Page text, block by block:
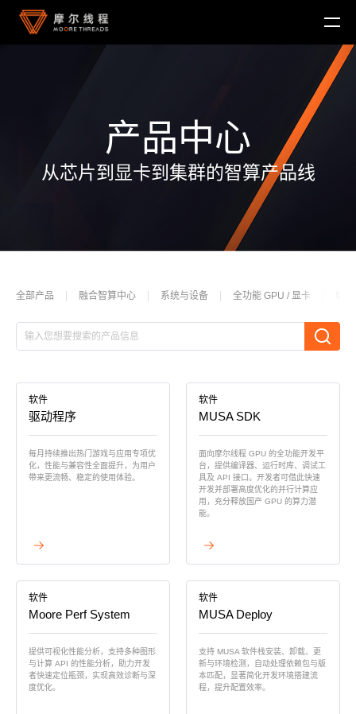
MTT KUAE
MTT AICUBE
智娱摩方
MTT S5000
MTT S3000
MTT S80
MTT X300
驱动程序
Moore Perf System
MUSA Deploy
AI 推理套件
MTVerse XR
Smart Media Engine
摩笔马良
AI Reality
工业设计与制造
广播与专业音视频
视频会议
产品中心
从芯片到显卡到集群的智算产品线
全部产品 融合智算中心 系统与设备 全功能 GPU / 显卡
软件
驱动程序
每月持续推出热门游戏与应用专项优
化，性能与兼容性全面提升，为用户
带来更流畅、稳定的使用体验。
查看详情
软件
MUSA SDK
面向摩尔线程 GPU 的全功能开发平
台，提供编译器、运行时库、调试工
具及 API 接口。开发者可借此快速
开发并部署高度优化的并行计算应
用，充分释放国产 GPU 的算力潜
能。
查看详情
软件
Moore Perf System
提供可视化性能分析，支持多种图形
与计算 API 的性能分析，助力开发
者快速定位瓶颈，实现高效诊断与深
度优化。
软件
MUSA Deploy
支持 MUSA 软件栈安装、卸载、更
新与环境检测，自动处理依赖包与版
本匹配，显著简化开发环境搭建流
程，提升配置效率。